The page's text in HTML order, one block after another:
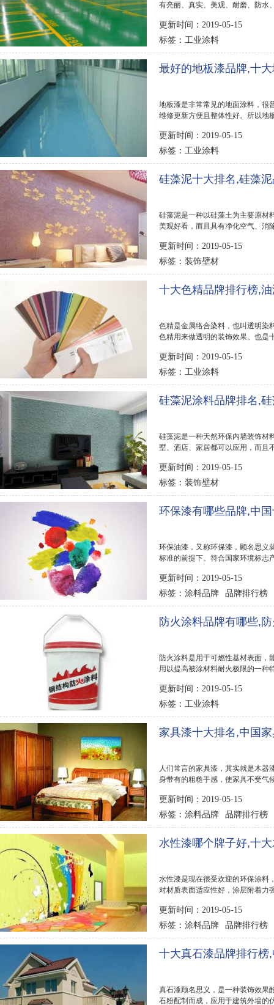
有亮丽、真实、美观、耐磨、防水
更新时间：2019-05-15
标签： 工业涂料
最好的地板漆品牌,十
地板漆是非常常见的地面涂料，很
维修更新方便且整体性好。所以地
更新时间：2019-05-15
标签： 工业涂料
硅藻泥十大排名,硅藻
硅藻泥是一种以硅藻土为主要原材
美观好看，而且具有净化空气、消
更新时间：2019-05-15
标签： 装饰壁材
十大色精品牌排行榜,
色精是金属络合染料，也叫透明染
色精用来做透明的装饰效果。也是
更新时间：2019-05-15
标签： 工业涂料
硅藻泥涂料品牌排名,
硅藻泥是一种天然环保内墙装饰材
墅、酒店、家居都可以应用，而且
更新时间：2019-05-15
标签： 装饰壁材
环保漆有哪些品牌,中
环保油漆，又称环保漆，顾名思义
标准的前提下。符合国家环境标志
更新时间：2019-05-15
标签： 涂料品牌 品牌排行榜
防火涂料品牌有哪些,
防火涂料是用于可燃性基材表面，
用以提高被涂材料耐火极限的一种
更新时间：2019-05-15
标签： 工业涂料
家具漆十大排名,中国
人们常言的家具漆，其实就是木器
身带有的粗糙手感，使家具不受气
更新时间：2019-05-15
标签： 涂料品牌 品牌排行榜
水性漆哪个牌子好,十
水性漆是现在很受欢迎的环保涂料
对材质表面适应性好，涂层附着力
更新时间：2019-05-15
标签： 涂料品牌 品牌排行榜
十大真石漆品牌排行榜
真石漆顾名思义，是一种装饰效果
石粉配制而成，应用于建筑外墙的